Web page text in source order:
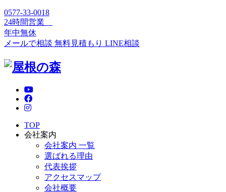
0577-33-0018
24時間営業
年中無休
メールで相談 無料見積もり LINE相談
TOP
会社案内
会社案内 一覧
選ばれる理由
代表挨拶
アクセスマップ
会社概要